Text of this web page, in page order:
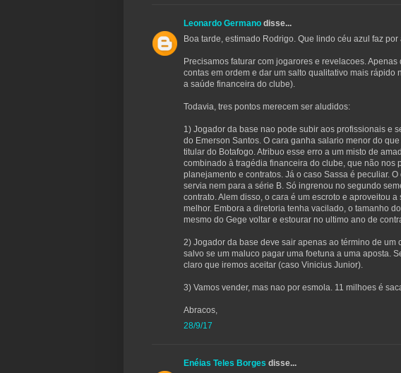
Leonardo Germano disse...
Boa tarde, estimado Rodrigo. Que lindo céu azul faz
Precisamos faturar com jogarores e revelacoes.
contas em ordem e dar um salto qualitativo mais rápido
a saúde financeira do clube).
Todavia, tres pontos merecem ser aludidos:
1) Jogador da base nao pode subir aos profissionais e
do Emerson Santos. O cara ganha salario menor do
titular do Botafogo. Atribuo esse erro a um misto de
combinado à tragédia financeira do clube, que não nos
planejamento e contratos. Já o caso Sassa é peculiar.
servia nem para a série B. Só ingrenou no segundo
contrato. Alem disso, o cara é um escroto e aproveitou
melhor. Embora a diretoria tenha vacilado, o tamanho
mesmo do Gege voltar e estourar no ultimo ano de
2) Jogador da base deve sair apenas ao término de
salvo se um maluco pagar uma foetuna a uma aposta.
claro que iremos aceitar (caso Vinicius Junior).
3) Vamos vender, mas nao por esmola. 11 milhoes é
Abracos,
28/9/17
Enéias Teles Borges disse...